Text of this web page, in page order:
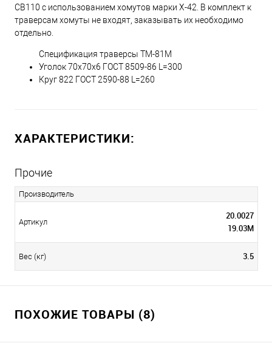
СВ110 с использованием хомутов марки Х-42. В комплект к
траверсам хомуты не входят, заказывать их необходимо
отдельно.
Спецификация траверсы ТМ-81М
Уголок 70х70х6 ГОСТ 8509-86 L=300
Круг 822 ГОСТ 2590-88 L=260
ХАРАКТЕРИСТИКИ:
Прочие
Производитель
Артикул
20.0027
19.03M
Вес (кг) 3.5
ПОХОЖИЕ ТОВАРЫ (8)